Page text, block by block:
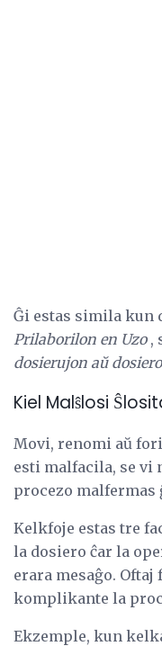
Ĝi estas simila kun
Prilaborilon en Uzo,
dosierujon aŭ
Kiel Malŝlosi
Movi, renomi aŭ
esti malfacila, se vi
procezo malfermas
Kelkfoje estas tre
la dosiero ĉar la
erara mesaĝo. Oftaj
komplikante la
Ekzemple, kun